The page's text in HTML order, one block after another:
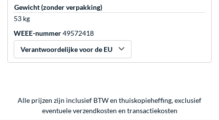
Gewicht (zonder verpakking)
53 kg
WEEE-nummer49572418
Verantwoordelijke voor de EU
Alle prijzen zijn inclusief BTW en thuiskopieheffing, exclusief
eventueleverzendkosten en transactiekosten